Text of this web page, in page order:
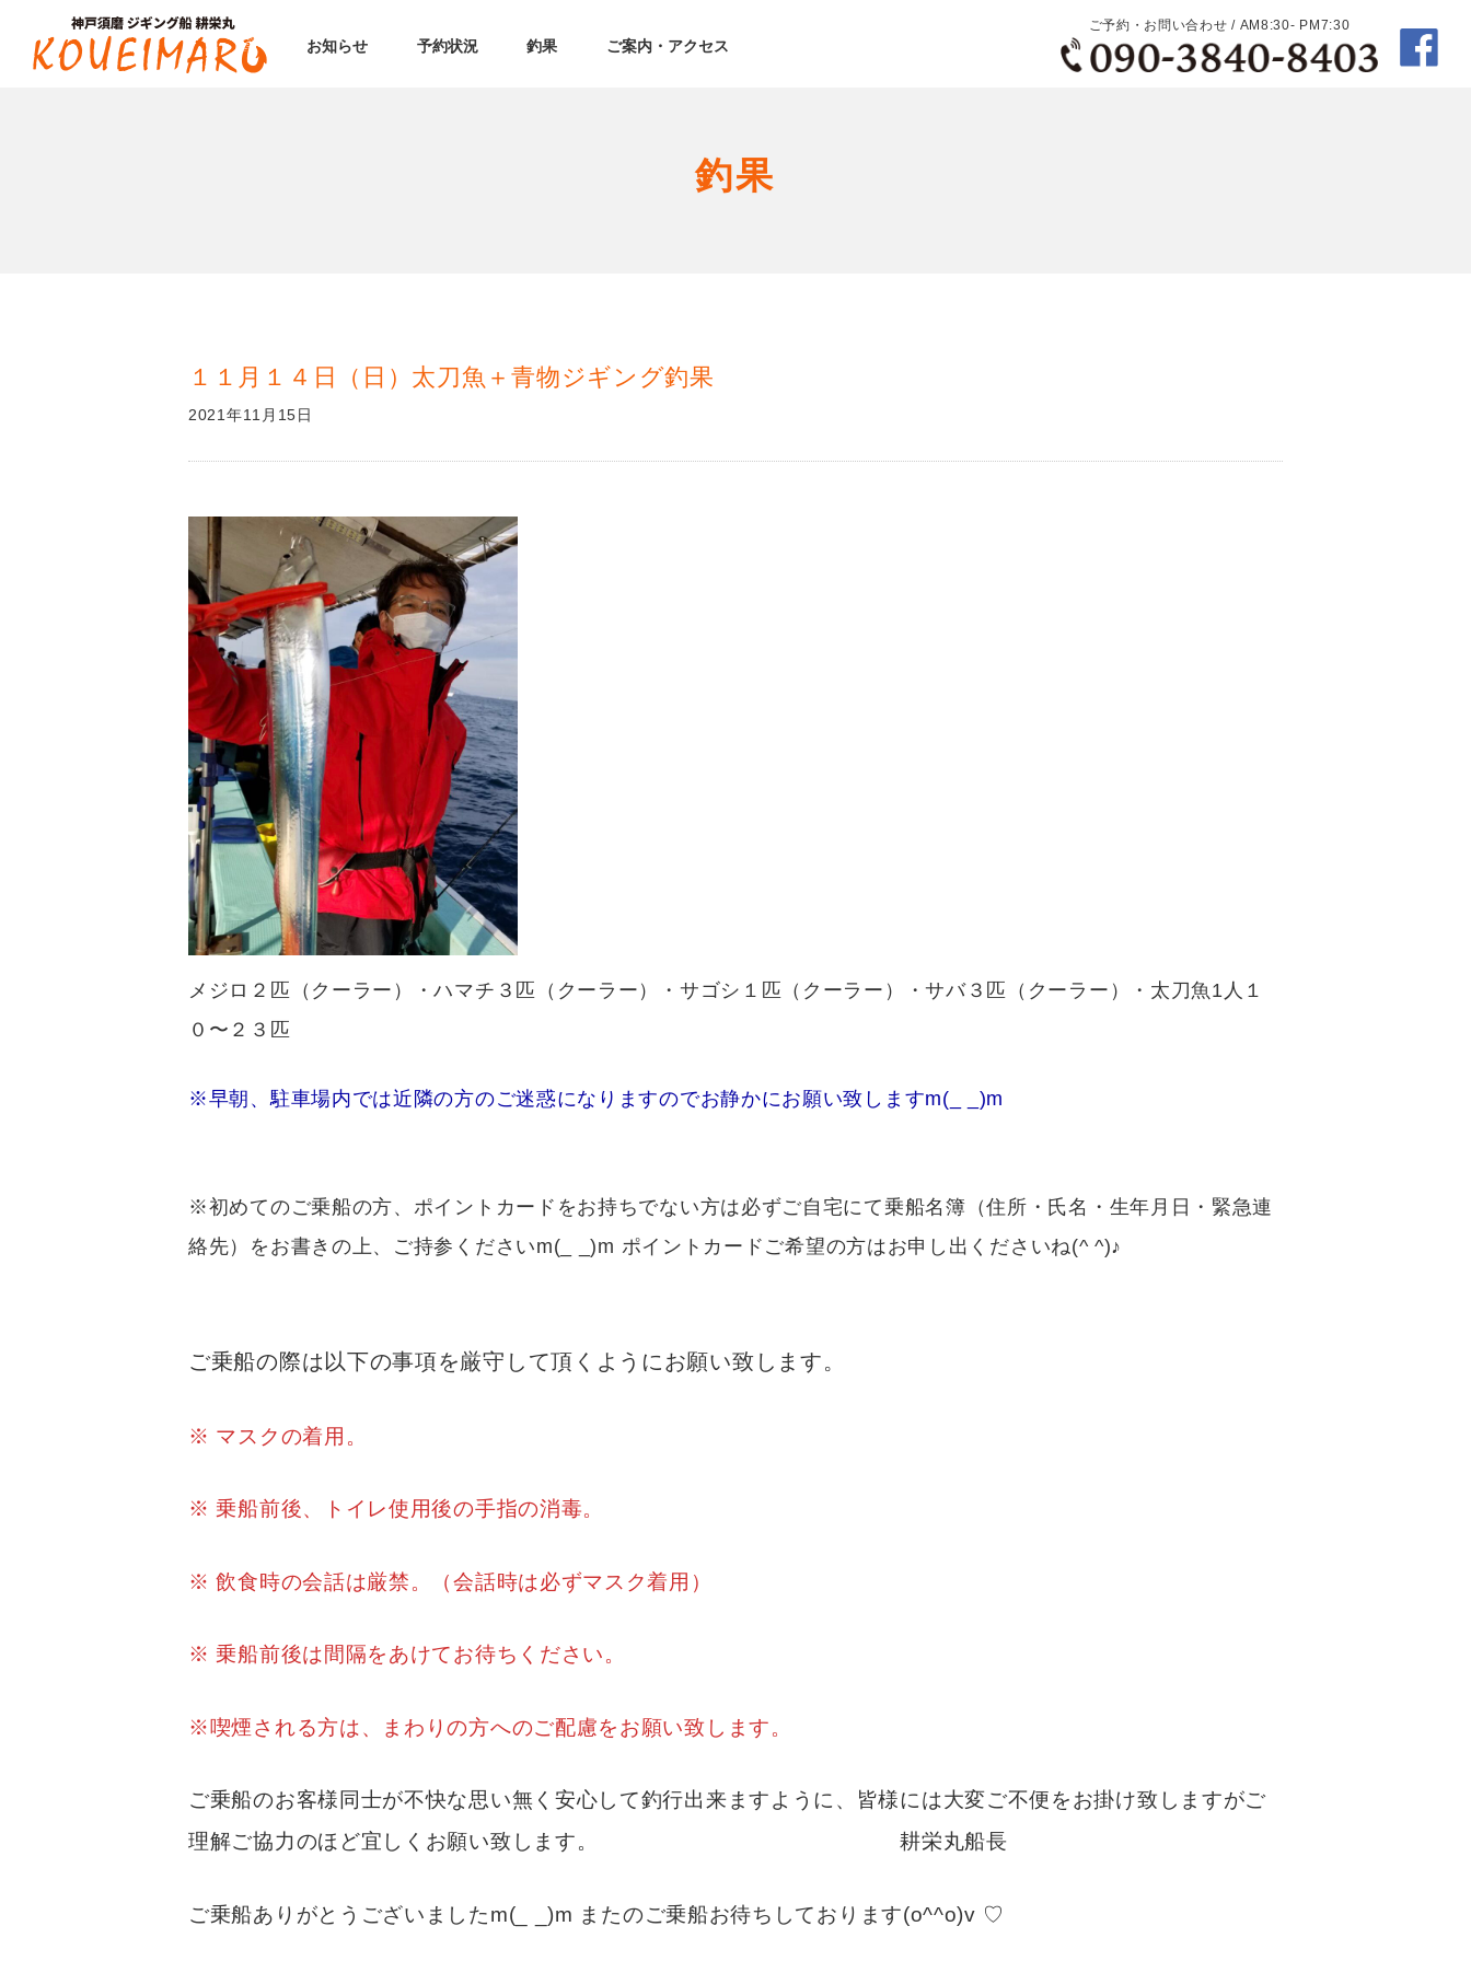
お知らせ 予約状況 釣果 ご案内・アクセス
ご予約・お問い合わせ / AM8:30- PM7:30
釣果
１１月１４日（日）太刀魚＋青物ジギング釣果
2021年11月15日
メジロ２匹（クーラー）・ハマチ３匹（クーラー）・サゴシ１匹（クーラー）・サバ３匹（クーラー）・太刀魚1人１
０〜２３匹
※早朝、駐車場内では近隣の方のご迷惑になりますのでお静かにお願い致しますm(_ _)m
※初めてのご乗船の方、ポイントカードをお持ちでない方は必ずご自宅にて乗船名簿（住所・氏名・生年月日・緊急連
絡先）をお書きの上、ご持参くださいm(_ _)m ポイントカードご希望の方はお申し出くださいね(^ ^)♪
ご乗船の際は以下の事項を厳守して頂くようにお願い致します。
※ マスクの着用。
※ 乗船前後、トイレ使用後の手指の消毒。
※ 飲食時の会話は厳禁。（会話時は必ずマスク着用）
※ 乗船前後は間隔をあけてお待ちください。
※喫煙される方は、まわりの方へのご配慮をお願い致します。
ご乗船のお客様同士が不快な思い無く安心して釣行出来ますように、皆様には大変ご不便をお掛け致しますがご
理解ご協力のほど宜しくお願い致します。 耕栄丸船長
ご乗船ありがとうございましたm(_ _)m またのご乗船お待ちしております(o^^o)v ♡